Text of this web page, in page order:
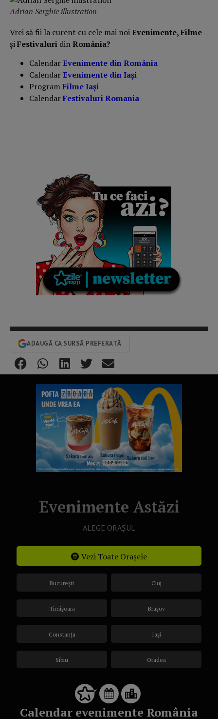
Adrian Serghie illustration
Vrei să fii la curent cu cele mai noiEvenimente, Filme
șiFestivaluri dinRomânia?
CalendarEvenimente din România
CalendarEvenimente din Iași
ProgramFilme Iași
CalendarFestivaluri Romania
ADAUGĂ CA SURSĂ PREFERATĂ
Evenimente Astăzi
ALEGE ORAȘUL
Vezi Toate Orașele
București
Timișoara
Constanța
Sibiu
Cluj
Brașov
Iași
Oradea
Calendar evenimente România